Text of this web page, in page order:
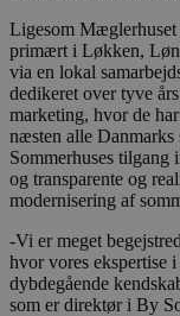
Ligesom
primært i Løkken,
via en lokal
dedikeret over tyve
marketing, hvor de
næsten alle Danmarks
Sommerhuses
og transparente og
modernisering af
-Vi er meget
hvor vores ekspertise
dybdegående
som er direktør i By